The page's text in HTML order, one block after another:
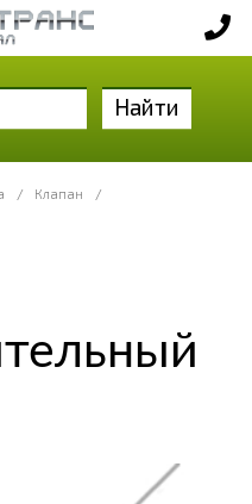
Найти
/ Клапан
/